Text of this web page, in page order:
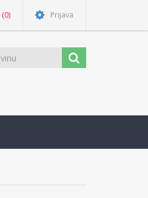
(0) Prijava